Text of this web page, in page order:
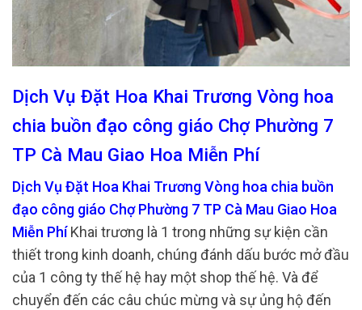
Dịch Vụ Đặt Hoa Khai Trương Vòng hoa
chia buồn đạo công giáo Chợ Phường 7
TP Cà Mau Giao Hoa Miễn Phí
Dịch Vụ Đặt Hoa Khai Trương Vòng hoa chia buồn
đạo công giáo Chợ Phường 7 TP Cà Mau Giao Hoa
Miễn PhíKhai trương là 1 trong những sự kiện cần
thiết trong kinh doanh, chúng đánh dấu bước mở đầu
của 1 công ty thế hệ hay một shop thế hệ. Và để
chuyển đến các câu chúc mừng và sự ủng hộ đến